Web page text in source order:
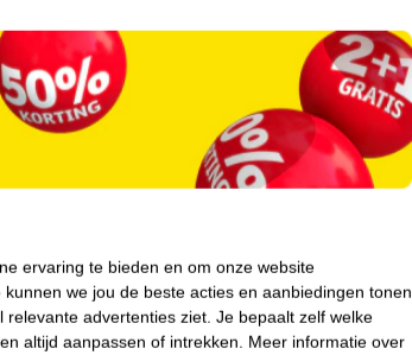
ervaring te bieden en om onze website
kunnen we jou de beste acties en aanbiedingen tonen
relevante advertenties ziet. Je bepaalt zelf welke
altijd aanpassen of intrekken. Meer informatie over